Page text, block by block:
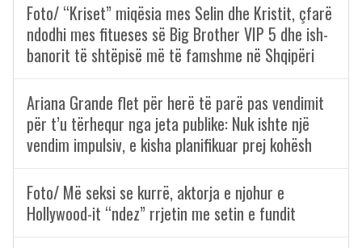
Foto/ “Kriset” miqësia mes Selin dhe Kristit, çfarë
ndodhi mes fitueses së Big Brother VIP 5 dhe ish-
banorit të shtëpisë më të famshme në Shqipëri
Ariana Grande flet për herë të parë pas vendimit
për t’u tërhequr nga jeta publike: Nuk ishte një
vendim impulsiv, e kisha planifikuar prej kohësh
Foto/ Më seksi se kurrë, aktorja e njohur e
Hollywood-it “ndez” rrjetin me setin e fundit